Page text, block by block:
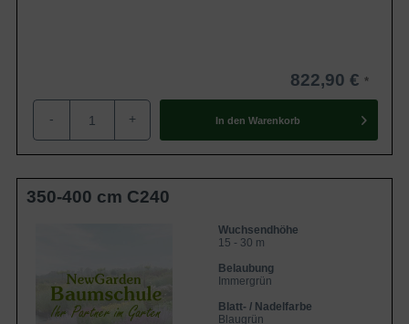
822,90 €
- + In den Warenkorb
350-400 cm C240
Wuchsendhöhe
15 - 30 m
Belaubung
Immergrün
Blatt- / Nadelfarbe
Blaugrün